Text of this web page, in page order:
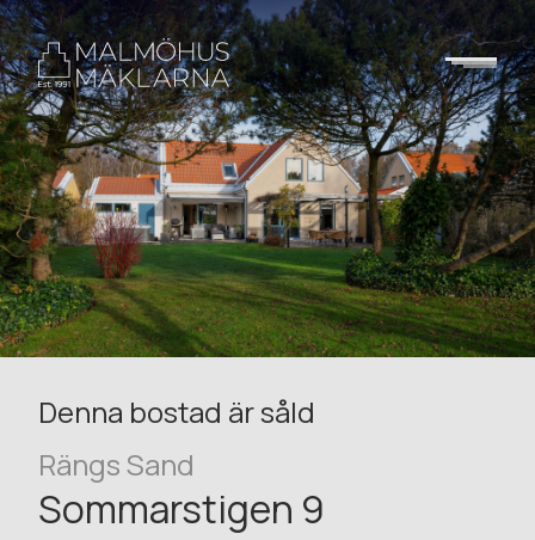
Denna bostad är såld
Rängs Sand
Sommarstigen 9